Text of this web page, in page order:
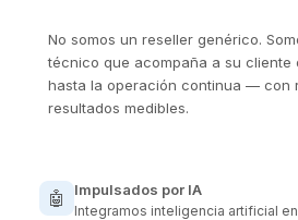
No somos un reseller genérico.
técnico que acompaña a su cliente
hasta la operación continua — con
resultados medibles.
🤖 Impulsados por IA
Integramos inteligencia artificial